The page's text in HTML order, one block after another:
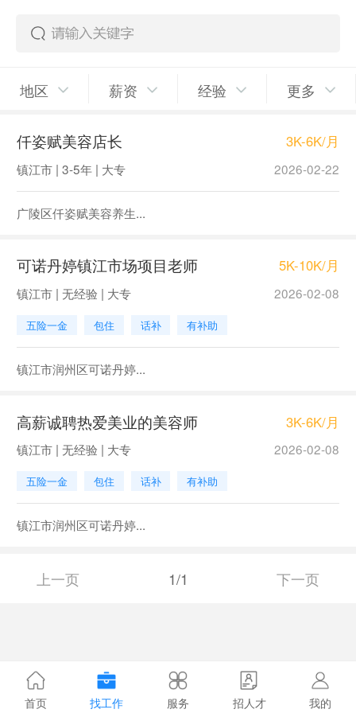
地区 薪资 经验 更多
仟姿赋美容店长 3K-6K/月
镇江市 | 3-5年 | 大专 2026-02-22
广陵区仟姿赋美容养生...
可诺丹婷镇江市场项目老师 5K-10K/月
镇江市 | 无经验 | 大专 2026-02-08
五险一金 包住 话补 有补助
镇江市润州区可诺丹婷...
高薪诚聘热爱美业的美容师 3K-6K/月
镇江市 | 无经验 | 大专 2026-02-08
五险一金 包住 话补 有补助
镇江市润州区可诺丹婷...
上一页 1/1 下一页
首页 找工作 服务 招人才 我的